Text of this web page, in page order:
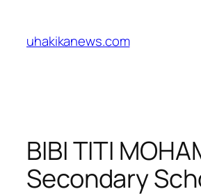
content
uhakikanews.com
BIBI TITI
Secondary